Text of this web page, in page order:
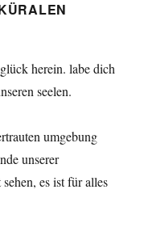
herein. labe dich
seelen.
umgebung
unserer
es ist für alles